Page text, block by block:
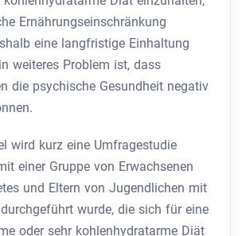
Ernährungseinschränkung
eine langfristige Einhaltung
weiteres Problem ist, dass
die psychische Gesundheit negativ
wird kurz eine Umfragestudie
einer Gruppe von Erwachsenen
und Eltern von Jugendlichen mit
wurde, die sich für eine
oder sehr kohlenhydratarme Diät